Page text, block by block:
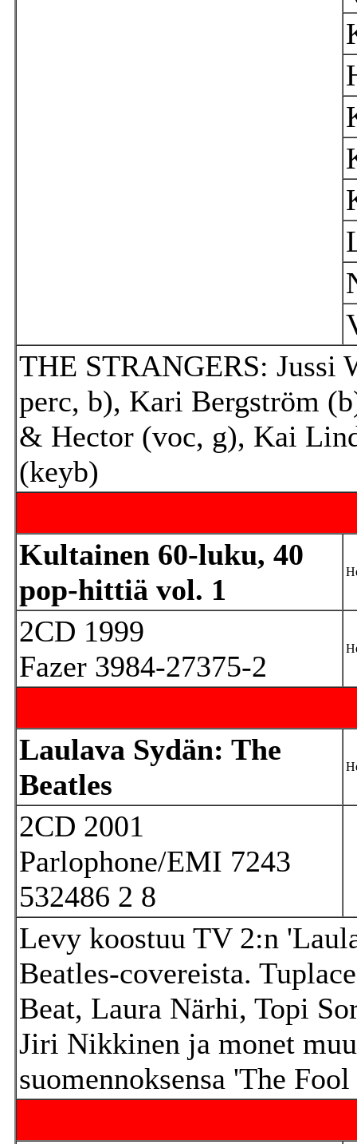
THE STRANGERS: Jussi
perc, b), Kari Bergström
& Hector (voc, g), Kai
(keyb)
Kultainen 60-luku, 40
pop-hittiä vol. 1
2CD 1999
Fazer 3984-27375-2
Laulava Sydän: The
Beatles
2CD 2001
Parlophone/EMI 7243
532486 2 8
Levy koostuu TV 2:n
Beatles-covereista.
Beat, Laura Närhi, Topi
Jiri Nikkinen ja monet
suomennoksensa 'The